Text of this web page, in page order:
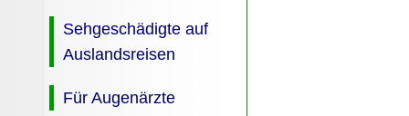
Sehgeschädigte auf
Auslandsreisen
Für Augenärzte